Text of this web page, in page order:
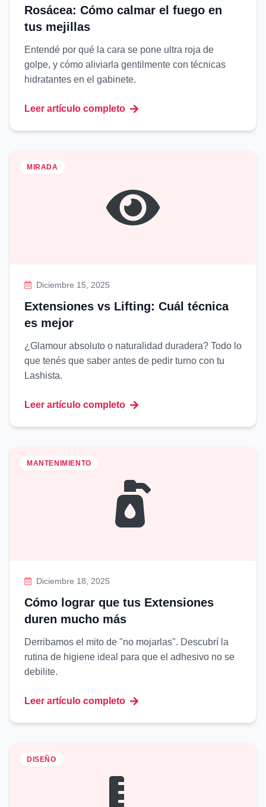
Rosácea: Cómo calmar el fuego en
tus mejillas
Entendé por qué la cara se pone ultra roja de
golpe, y cómo aliviarla gentilmente con técnicas
hidratantes en el gabinete.
Leer artículo completo
MIRADA
Diciembre 15, 2025
Extensiones vs Lifting: Cuál técnica
es mejor
¿Glamour absoluto o naturalidad duradera? Todo lo
que tenés que saber antes de pedir turno con tu
Lashista.
Leer artículo completo
MANTENIMIENTO
Diciembre 18, 2025
Cómo lograr que tus Extensiones
duren mucho más
Derribamos el mito de "no mojarlas". Descubrí la
rutina de higiene ideal para que el adhesivo no se
debilite.
Leer artículo completo
DISEÑO